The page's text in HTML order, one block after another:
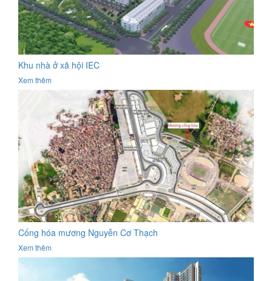
Khu nhà ở xã hội IEC
Xem thêm
Cống hóa mương Nguyễn Cơ Thạch
Xem thêm